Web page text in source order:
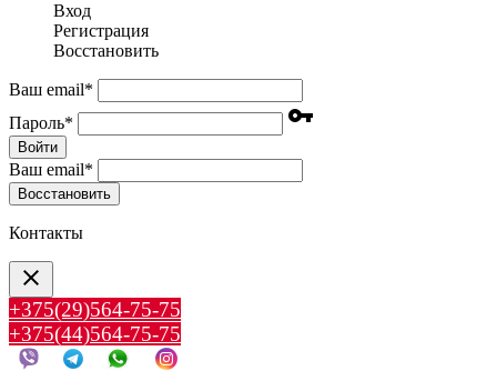
Вход
Регистрация
Восстановить
Ваш email*
Пароль* vpn_key
Войти
Ваш email*
Воcстановить
Контакты
clear
+375(29)564-75-75
+375(44)564-75-75